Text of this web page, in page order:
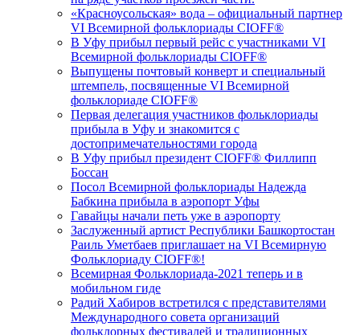
«Красноусольская» вода – официальный партнер
VI Всемирной фольклориады CIOFF®️
В Уфу прибыл первый рейс с участниками VI
Всемирной фольклориады CIOFF®️
Выпущены почтовый конверт и специальный
штемпель, посвященные VI Всемирной
фольклориаде CIOFF®️
Первая делегация участников фольклориады
прибыла в Уфу и знакомится с
достопримечательностями города
В Уфу прибыл президент CIOFF®️ Филлипп
Боссан
Посол Всемирной фольклориады Надежда
Бабкина прибыла в аэропорт Уфы
Гавайцы начали петь уже в аэропорту
Заслуженный артист Республики Башкортостан
Раиль Уметбаев приглашает на VI Всемирную
Фольклориаду CIOFF®️!
Всемирная Фольклориада-2021 теперь и в
мобильном гиде
Радий Хабиров встретился с представителями
Международного совета организаций
фольклорных фестивалей и традиционных